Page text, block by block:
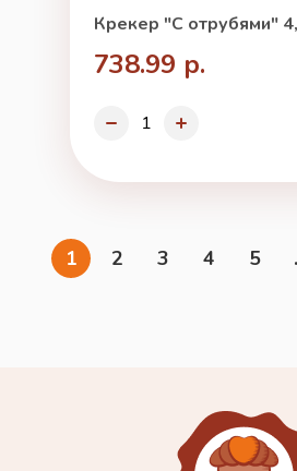
Крекер "С отрубями"
738.99 р.
1 2 3 4 5